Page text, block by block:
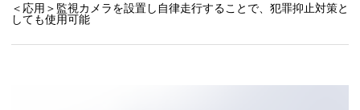
＜応用＞監視カメラを設置し自律走行することで、犯罪抑止対策と
しても使用可能